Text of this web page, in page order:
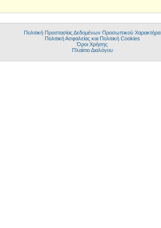
Πολιτική Προστασίας Δεδομένων Προσωπικού Χαρακτήρα
Πολιτική Ασφαλείας και Πολιτική Cookies
Όροι Χρήσης
Πλαίσιο Διαλόγου